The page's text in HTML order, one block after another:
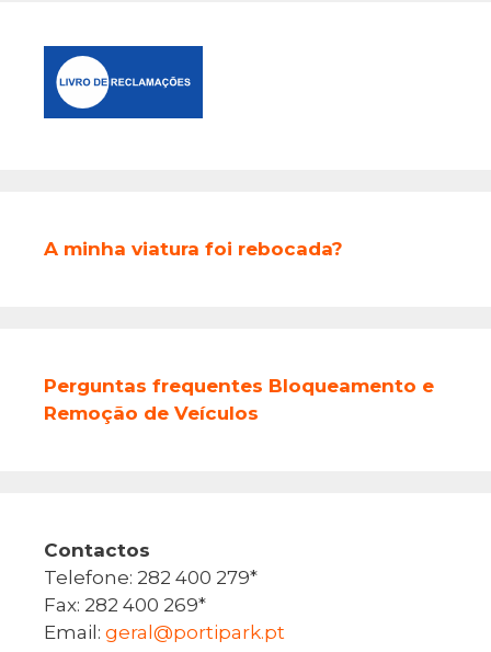
A minha viatura foi rebocada?
Perguntas frequentes Bloqueamento e
Remoção de Veículos
Contactos
Telefone: 282 400 279*
Fax: 282 400 269*
Email: geral@portipark.pt